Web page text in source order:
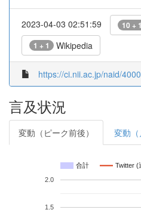
2023-04-03 02:51:59 10 +
1 + 1 Wikipedia
https://ci.nii.ac.jp/naid/
言及状況
変動（ピーク前後） 変動（
合計 Twitter (
1.5
2.0